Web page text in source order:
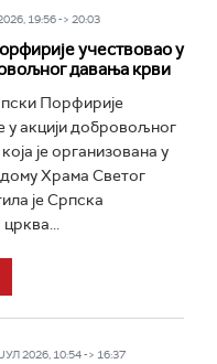
19:56 -> 20:03
учествовао у
давања крви
Порфирије
у акцији добровољног
је организована у
Храма Светог
је Српска
2026, 10:54 -> 16:37